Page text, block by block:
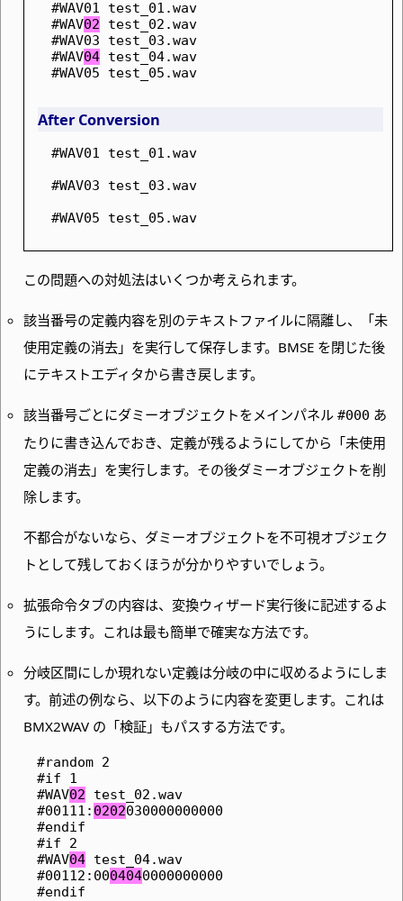
#WAV01 test_01.wav
#WAV02 test_02.wav
#WAV03 test_03.wav
#WAV04 test_04.wav
#WAV05 test_05.wav
After Conversion
#WAV01 test_01.wav
#WAV03 test_03.wav
#WAV05 test_05.wav
この問題への対処法はいくつか考えられます。
該当番号の定義内容を別のテキストファイルに隔離し、
「未
使用定義の消去」を実行して保存します。 BMSE を閉じた後
にテキストエディタから書き戻します。
該当番号ごとにダミーオブジェクトをメインパネル#000 あ
たりに書き込んでおき、定義が残るようにしてから「未使用
定義の消去」を実行します。その後ダミーオブジェクトを削
除します。
不都合がないなら、ダミーオブジェクトを不可視オブジェク
トとして残しておくほうが分かりやすいでしょう。
拡張命令タブの内容は、変換ウィザード実行後に記述するよ
うにします。これは最も簡単で確実な方法です。
分岐区間にしか現れない定義は分岐の中に収めるようにしま
す。前述の例なら、以下のように内容を変更します。これは
BMX2WAV の「検証」もパスする方法です。
#random 2
#if 1
#WAV02 test_02.wav
#00111: 0202030000000000
#endif
#if 2
#WAV04 test_04.wav
#00112:0004040000000000
#endif